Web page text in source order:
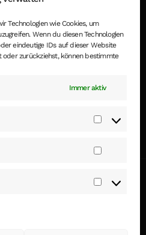
Technologien wie Cookies, um
Wenn du diesen Technologien
eindeutige IDs auf dieser Website
zurückziehst, können bestimmte
Immer aktiv
ändern.